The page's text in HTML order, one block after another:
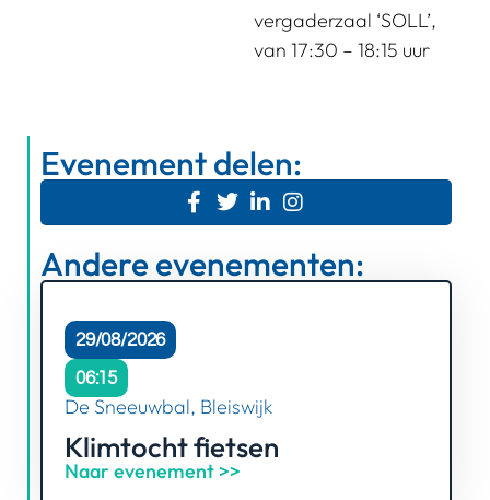
vergaderzaal ‘SOLL’,
van 17:30 – 18:15 uur
Evenement delen:
Andere evenementen:
29/08/2026
06:15
De Sneeuwbal, Bleiswijk
Klimtocht fietsen
Naar evenement >>